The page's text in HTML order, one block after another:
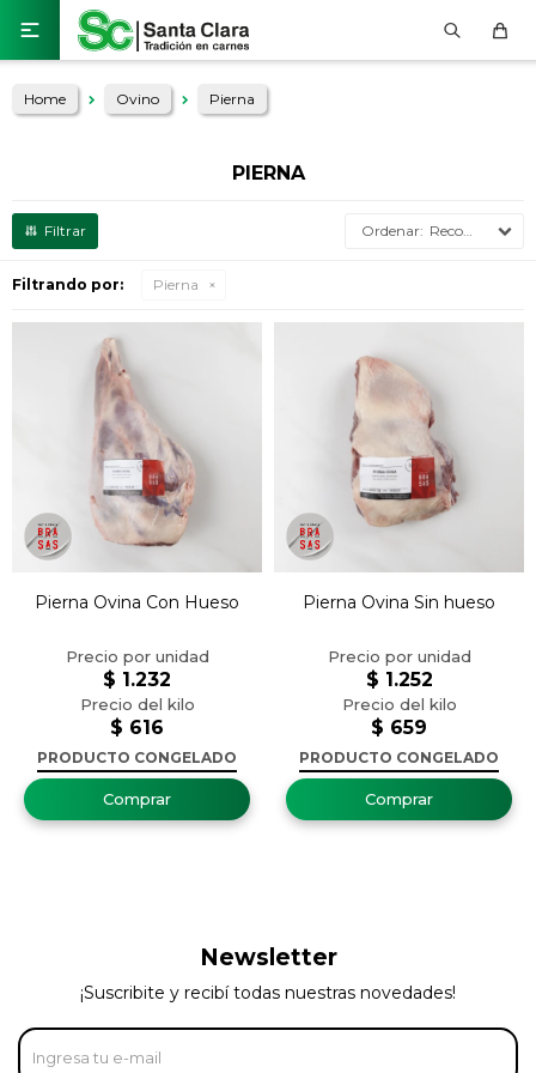

Home Ovino Pierna
PIERNA
Recomendados
Filtrando por: Pierna
Pierna Ovina Con Hueso
$ 616
$ 1.232
PRODUCTO CONGELADO
Pierna Ovina Sin hueso
$ 659
$ 1.252
PRODUCTO CONGELADO
Newsletter
¡Suscribite y recibí todas nuestras novedades!